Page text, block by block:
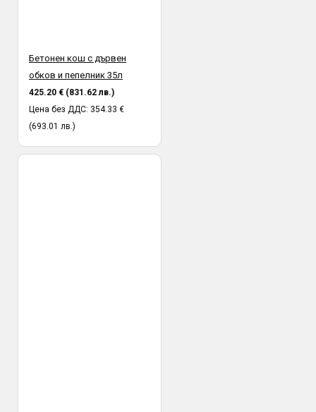
Бетонен кош с дървен
обков и пепелник 35л
425.20 € (831.62 лв.)
Цена без ДДС: 354.33 €
(693.01 лв.)